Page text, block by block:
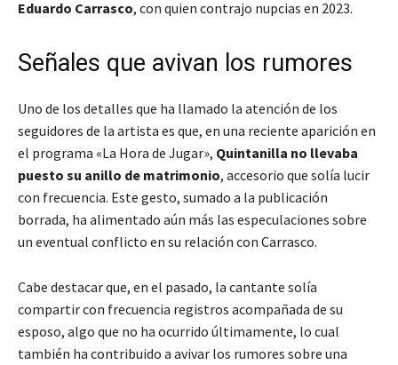
Eduardo Carrasco, con quien contrajo nupcias en 2023.
Señales que avivan los rumores
Uno de los detalles que ha llamado la atención de los
seguidores de la artista es que, en una reciente aparición en
el programa «La Hora de Jugar», Quintanilla no llevaba
puesto su anillo de matrimonio, accesorio que solía lucir
con frecuencia. Este gesto, sumado a la publicación
borrada, ha alimentado aún más las especulaciones sobre
un eventual conflicto en su relación con Carrasco.
Cabe destacar que, en el pasado, la cantante solía
compartir con frecuencia registros acompañada de su
esposo, algo que no ha ocurrido últimamente, lo cual
también ha contribuido a avivar los rumores sobre una